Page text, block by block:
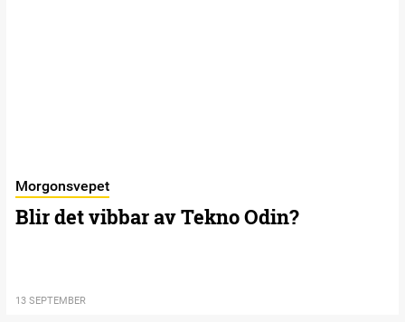
Morgonsvepet
Blir det vibbar av Tekno Odin?
13 SEPTEMBER